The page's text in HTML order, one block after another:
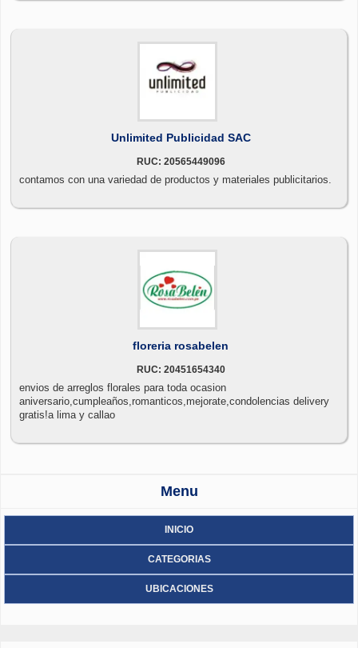
Unlimited Publicidad SAC
RUC: 20565449096
contamos con una variedad de productos y materiales publicitarios.
floreria rosabelen
RUC: 20451654340
envios de arreglos florales para toda ocasion
aniversario,cumpleaños,romanticos,mejorate,condolencias delivery
gratis!a lima y callao
Menu
INICIO
CATEGORIAS
UBICACIONES